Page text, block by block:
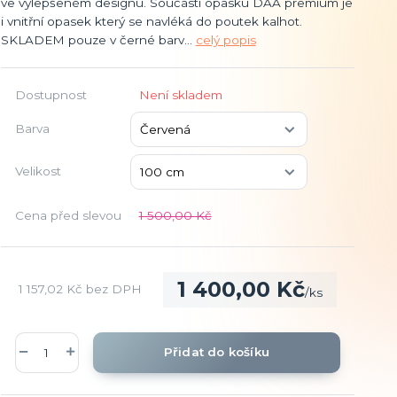
i vnitřní opasek který se navléká do poutek kalhot.
SKLADEM pouze v černé barv... celý popis
Dostupnost Není skladem
Barva
Velikost
Cena před slevou 1 500,00 Kč
1 400,00 Kč/ks
1 157,02 Kč bez DPH
Přidat do košíku